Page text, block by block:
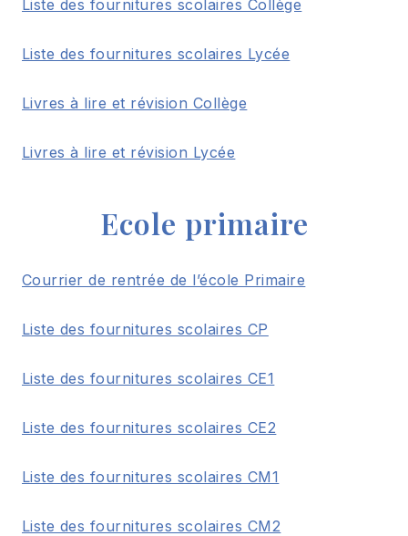
Liste des fournitures scolaires Collège
Liste des fournitures scolaires Lycée
Livres à lire et révision Collège
Livres à lire et révision Lycée
Ecole primaire
Courrier de rentrée de l’école Primaire
Liste des fournitures scolaires CP
Liste des fournitures scolaires CE1
Liste des fournitures scolaires CE2
Liste des fournitures scolaires CM1
Liste des fournitures scolaires CM2